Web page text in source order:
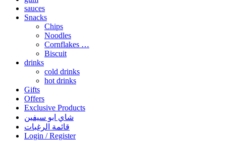
sauces
Snacks
Chips
Noodles
Cornflakes …
Biscuit
drinks
cold drinks
hot drinks
Gifts
Offers
Exclusive Products
شاي ابو سيفين
قائمة الرغبات
Login / Register